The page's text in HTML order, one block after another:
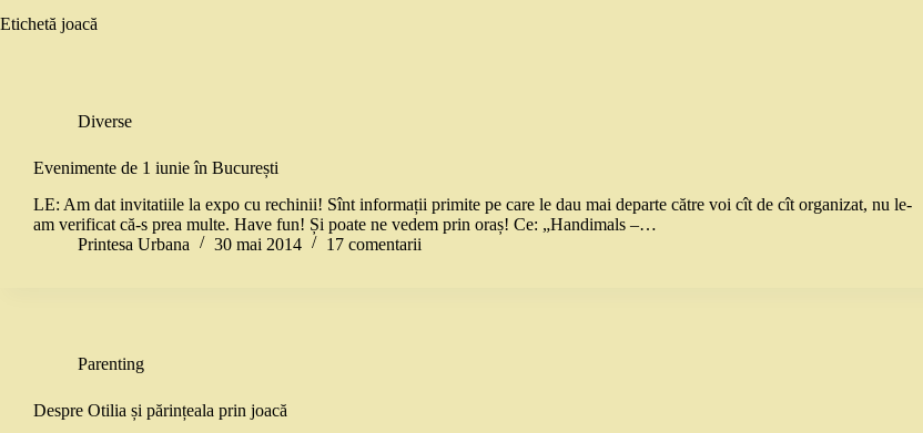
Etichetă joacă
Diverse
Evenimente de 1 iunie în București
LE: Am dat invitatiile la expo cu rechinii! Sînt informații primite pe care le dau mai departe către voi cît de cît organizat, nu le-
am verificat că-s prea multe. Have fun! Și poate ne vedem prin oraș! Ce: „Handimals –…
Printesa Urbana
30 mai 2014 17 comentarii
Parenting
Despre Otilia și părințeala prin joacă